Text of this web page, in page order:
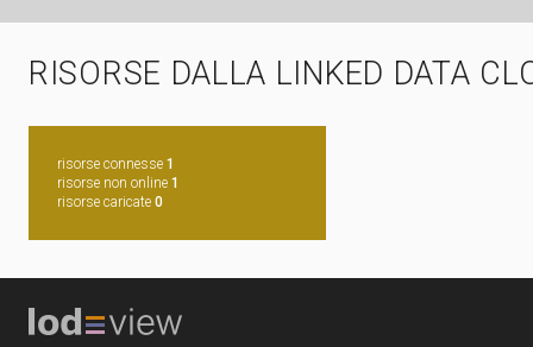
RISORSE DALLA LINKED DATA
risorse connesse 1
risorse non online 1
risorse caricate 0